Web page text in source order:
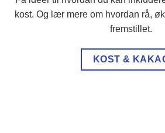
kost. Og lær mere om hvordan rå,
fremstillet.
KOST &